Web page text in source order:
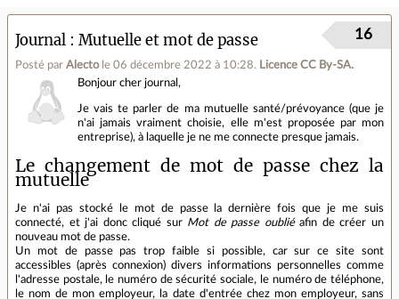
Journal Mutuelle et mot de passe
Posté par Alecto le 06 décembre 2022 à 10:28. Licence CC By‑SA.
16
Bonjour cher journal,
Je vais te parler de ma mutuelle santé/prévoyance (que je
n'ai jamais vraiment choisie, elle m'est proposée par mon
entreprise), à laquelle je ne me connecte presque jamais.
Le changement de mot de passe chez la
mutuelle
Je n'ai pas stocké le mot de passe la dernière fois que je me suis
connecté, et j'ai donc cliqué sur Mot de passe oubliéafin de créer un
nouveau mot de passe.
Un mot de passe pas trop faible si possible, car sur ce site sont
accessibles (après connexion) divers informations personnelles comme
l'adresse postale, le numéro de sécurité sociale, le numéro de téléphone,
le nom de mon employeur, la date d'entrée chez mon employeur, sans